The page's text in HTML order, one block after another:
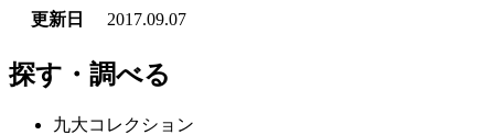
更新日
2017.09.07
探す・調べる
九大コレクション